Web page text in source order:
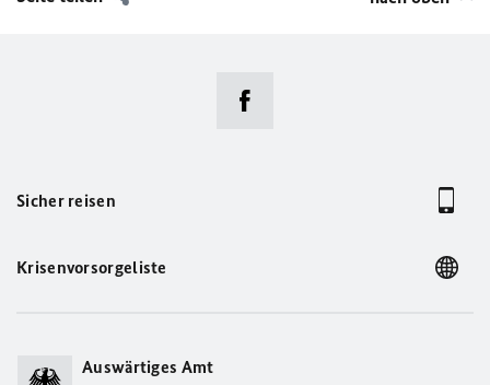
Sicher reisen
Krisenvorsorgeliste
Auswärtiges Amt